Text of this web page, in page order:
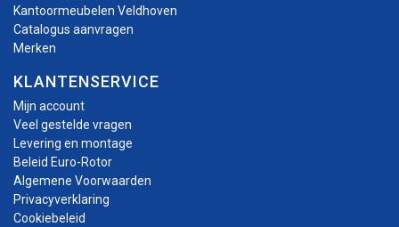
Kantoormeubelen Veldhoven
Catalogus aanvragen
Merken
KLANTENSERVICE
Mijn account
Veel gestelde vragen
Levering en montage
Beleid Euro-Rotor
Algemene Voorwaarden
Privacyverklaring
Cookiebeleid